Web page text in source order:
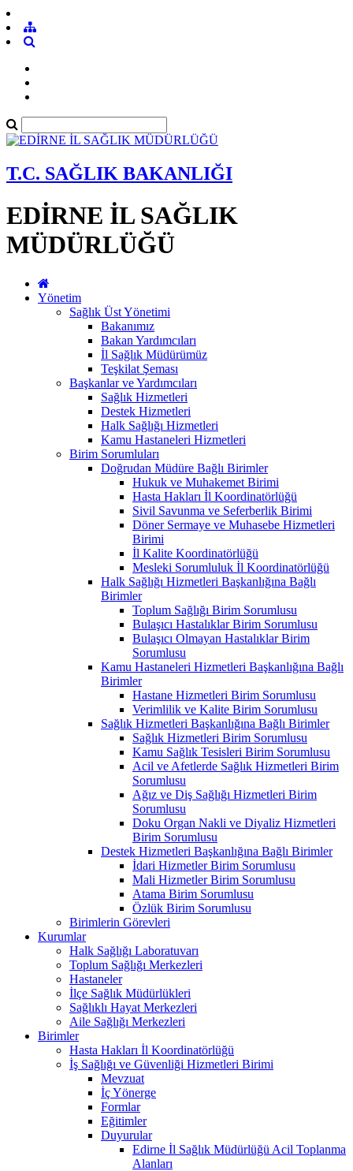
T.C. SAĞLIK BAKANLIĞI
EDİRNE İL SAĞLIK
MÜDÜRLÜĞÜ
Yönetim
Sağlık Üst Yönetimi
Bakanımız
Bakan Yardımcıları
İl Sağlık Müdürümüz
Teşkilat Şeması
Başkanlar ve Yardımcıları
Sağlık Hizmetleri
Destek Hizmetleri
Halk Sağlığı Hizmetleri
Kamu Hastaneleri Hizmetleri
Birim Sorumluları
Doğrudan Müdüre Bağlı Birimler
Hukuk ve Muhakemet Birimi
Hasta Hakları İl Koordinatörlüğü
Sivil Savunma ve Seferberlik Birimi
Döner Sermaye ve Muhasebe Hizmetleri
Birimi
İl Kalite Koordinatörlüğü
Mesleki Sorumluluk İl Koordinatörlüğü
Halk Sağlığı Hizmetleri Başkanlığına Bağlı
Birimler
Toplum Sağlığı Birim Sorumlusu
Bulaşıcı Hastalıklar Birim Sorumlusu
Bulaşıcı Olmayan Hastalıklar Birim
Sorumlusu
Kamu Hastaneleri Hizmetleri Başkanlığına Bağlı
Birimler
Hastane Hizmetleri Birim Sorumlusu
Verimlilik ve Kalite Birim Sorumlusu
Sağlık Hizmetleri Başkanlığına Bağlı Birimler
Sağlık Hizmetleri Birim Sorumlusu
Kamu Sağlık Tesisleri Birim Sorumlusu
Acil ve Afetlerde Sağlık Hizmetleri Birim
Sorumlusu
Ağız ve Diş Sağlığı Hizmetleri Birim
Sorumlusu
Doku Organ Nakli ve Diyaliz Hizmetleri
Birim Sorumlusu
Destek Hizmetleri Başkanlığına Bağlı Birimler
İdari Hizmetler Birim Sorumlusu
Mali Hizmetler Birim Sorumlusu
Atama Birim Sorumlusu
Özlük Birim Sorumlusu
Birimlerin Görevleri
Kurumlar
Halk Sağlığı Laboratuvarı
Toplum Sağlığı Merkezleri
Hastaneler
İlçe Sağlık Müdürlükleri
Sağlıklı Hayat Merkezleri
Aile Sağlığı Merkezleri
Birimler
Hasta Hakları İl Koordinatörlüğü
İş Sağlığı ve Güvenliği Hizmetleri Birimi
Mevzuat
İç Yönerge
Formlar
Eğitimler
Duyurular
Edirne İl Sağlık Müdürlüğü Acil Toplanma
Alanları